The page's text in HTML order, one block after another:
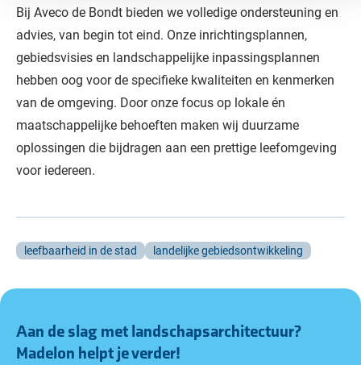
Bij Aveco de Bondt bieden we volledige ondersteuning en
advies, van begin tot eind. Onze inrichtingsplannen,
gebiedsvisies en landschappelijke inpassingsplannen
hebben oog voor de specifieke kwaliteiten en kenmerken
van de omgeving. Door onze focus op lokale én
maatschappelijke behoeften maken wij duurzame
oplossingen die bijdragen aan een prettige leefomgeving
voor iedereen.
leefbaarheid in de stad landelijke gebiedsontwikkeling
Aan de slag met landschapsarchitectuur?
Madelon helpt je verder!